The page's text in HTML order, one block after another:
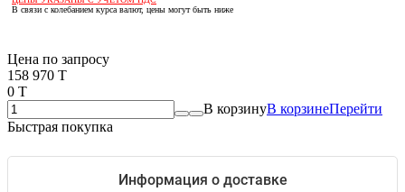
В связи с колебанием курса валют, цены могут быть ниже
Цена по запросу
158 970 T
0 T
В корзинуВ корзинеПерейти
Быстрая покупка
Информация о доставке